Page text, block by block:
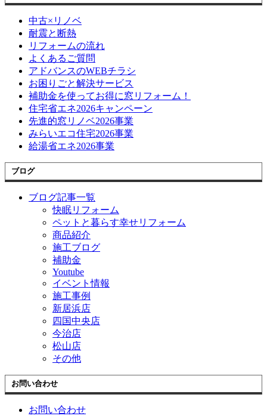
中古×リノベ
耐震と断熱
リフォームの流れ
よくあるご質問
アドバンスのWEBチラシ
お困りごと解決サービス
補助金を使ってお得に窓リフォーム！
住宅省エネ2026キャンペーン
先進的窓リノベ2026事業
みらいエコ住宅2026事業
給湯省エネ2026事業
ブログ
ブログ記事一覧
快眠リフォーム
ペットと暮らす幸せリフォーム
商品紹介
施工ブログ
補助金
Youtube
イベント情報
施工事例
新居浜店
四国中央店
今治店
松山店
その他
お問い合わせ
お問い合わせ